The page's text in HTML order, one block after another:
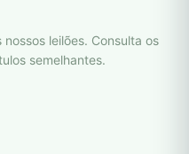
leilões. Consulta os
semelhantes.